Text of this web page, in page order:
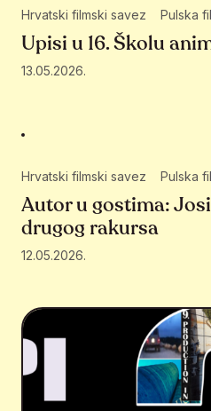
Hrvatski filmski savez Pulska
Upisi u 16. Školu
13.05.2026.
Hrvatski filmski savez Pulska
Autor u gostima:
drugog rakursa
12.05.2026.